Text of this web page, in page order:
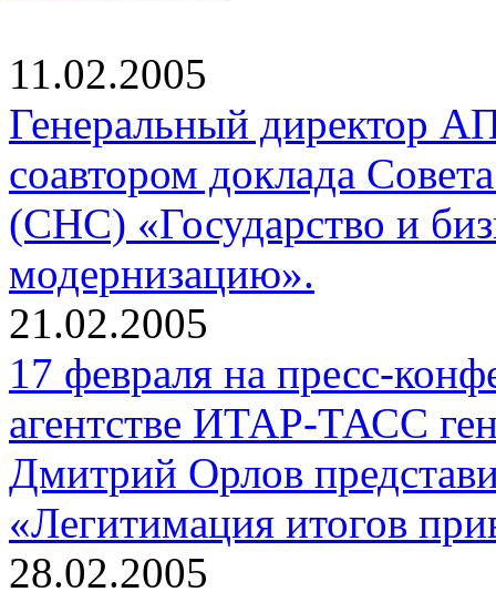
11.02.2005
Генеральный директор
соавтором доклада
(СНС) «Государство и
модернизацию».
21.02.2005
17 февраля на пресс-
агентстве ИТАР-ТАСС
Дмитрий Орлов
«Легитимация итогов
28.02.2005